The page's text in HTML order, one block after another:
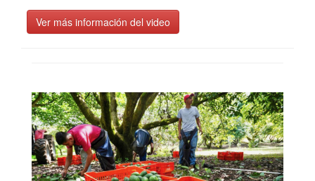
Ver más información del video